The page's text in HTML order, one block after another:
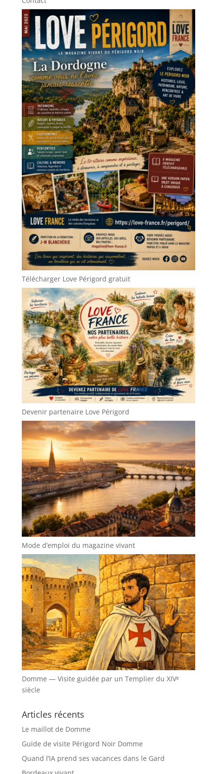
Télécharger Love Périgord gratuit
Devenir partenaire Love Périgord
Mode d’emploi du magazine vivant
Domme — Visite guidée par un Templier du XIVᵉ
siècle
Articles récents
Le maillot de Domme
Guide de visite Périgord Noir Domme
Quand l’IA prend ses vacances dans le Gard